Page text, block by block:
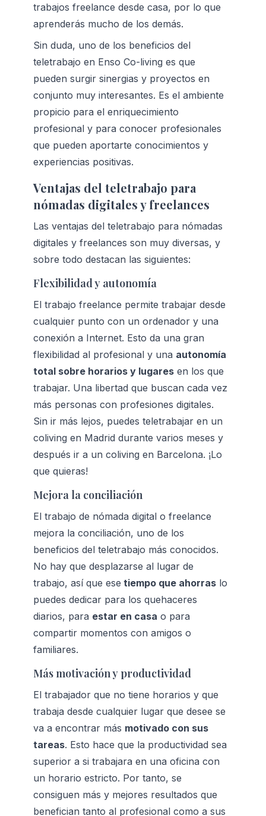
trabajos freelance desde casa, por lo que
aprenderás mucho de los demás.
Sin duda, uno de los beneficios del
teletrabajo en Enso Co-living es que
pueden surgir sinergias y proyectos en
conjunto muy interesantes. Es el ambiente
propicio para el enriquecimiento
profesional y para conocer profesionales
que pueden aportarte conocimientos y
experiencias positivas.
Ventajas del teletrabajo para
nómadas digitales y freelances
Las ventajas del teletrabajo para nómadas
digitales y freelances son muy diversas, y
sobre todo destacan las siguientes:
Flexibilidad y autonomía
El trabajo freelance permite trabajar desde
cualquier punto con un ordenador y una
conexión a Internet. Esto da una gran
flexibilidad al profesional y una autonomía
total sobre horarios y lugares en los que
trabajar. Una libertad que buscan cada vez
más personas con profesiones digitales.
Sin ir más lejos, puedes teletrabajar en un
coliving en Madrid durante varios meses y
después ir a un coliving en Barcelona. ¡Lo
que quieras!
Mejora la conciliación
El trabajo de nómada digital o freelance
mejora la conciliación, uno de los
beneficios del teletrabajo más conocidos.
No hay que desplazarse al lugar de
trabajo, así que ese tiempo que ahorras lo
puedes dedicar para los quehaceres
diarios, para estar en casa o para
compartir momentos con amigos o
familiares.
Más motivación y productividad
El trabajador que no tiene horarios y que
trabaja desde cualquier lugar que desee se
va a encontrar más motivado con sus
tareas. Esto hace que la productividad sea
superior a si trabajara en una oficina con
un horario estricto. Por tanto, se
consiguen más y mejores resultados que
benefician tanto al profesional como a sus